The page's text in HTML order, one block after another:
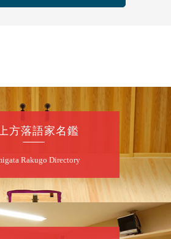
円 当日3,000円
露の瑞／桂きん太郎／いわみせいじ
）／笑福亭笑利／桂文太～仲入～露
福亭仁福／幸助福助（漫才）／桂春
亭 配信あり
7日（金）
語と芝居をしてみる会
方落語家名鑑
Rakugo Directory